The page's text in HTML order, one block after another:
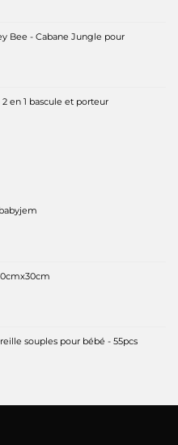
Bee - Cabane Jungle pour
en 1 bascule et porteur
souples pour bébé - 55pcs